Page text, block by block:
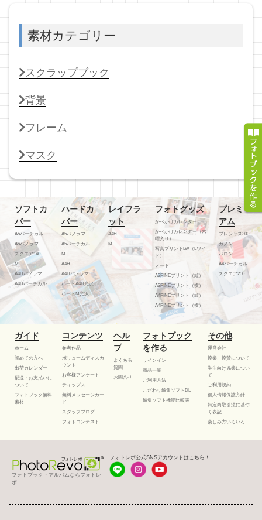
素材カテゴリー
スクラップブック
背景
フレーム
マスク
ソフトカ
バー
A5バーチカル
A5パノラマ
スクエア140
M
A4Hパノラマ
A4Hバーチカル
ハードカ
バー
A5パノラマ
A5バーチカル
M
A4H
A4Hパノラマ
ハードA4H光沢
ハードM光沢
レイフラ
ット
A4H
M
フォトグッズ
かべかけカレンダー
かべかけカレンダー（六
曜入り）
写真プリントLW（Lワイ
ド）
ノート
A3FINEプリント（縦）
A3FINEプリント（横）
A4FINEプリント（縦）
A4FINEプリント（横）
プレミ
アム
プレシャス300
カノン
バロン
A4バーチカル
スクエア250
ガイド
ホーム
初めての方へ
出荷カレンダー
配送・お支払いに
ついて
フォトブック無料
素材
コンテンツ
参考作品
ボリュームディスカ
ウント
お客様アンケート
ティップス
無料メッセージカー
ド
スタッフブログ
フォトコンテスト
ヘル
プ
よくある
質問
お問合せ
フォトブック
を作る
サインイン
商品一覧
ご利用方法
こだわり編集ソフトDL
編集ソフト機能比較表
その他
運営会社
協業、協賛について
学生向け協業につい
て
ご利用規約
個人情報保護方針
特定商取引法に基づ
く表記
楽しみ方いろいろ
フォトブック・アルバムならフォトレ
ボ
フォトレボ公式SNSアカウントはこちら！